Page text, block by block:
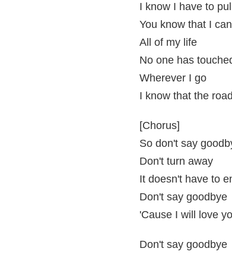
I know I have to
You know that I
All of my life
No one has
Wherever I go
I know that the
[Chorus]
So don't say
Don't turn away
It doesn't have to
Don't say goodbye
'Cause I will love
Don't say goodbye